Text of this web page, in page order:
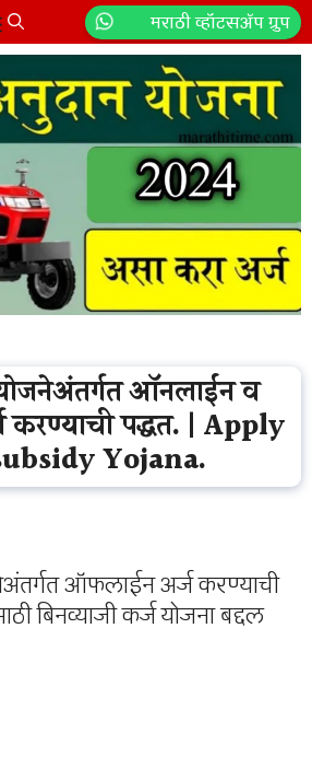
मराठी व्हॉटसॲप ग्रुप
ऑनलाईन व
पद्धत. | Apply
Yojana.
ऑफलाईन अर्ज करण्याची
बिनव्याजी कर्ज योजना बद्दल